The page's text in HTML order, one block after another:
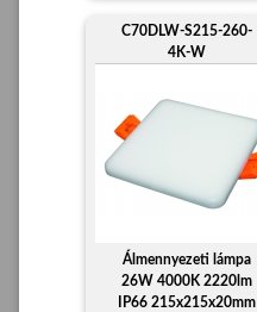
C70DLW-S215-260-
4K-W
Álmennyezeti lámpa
26W 4000K 2220lm
IP66 215x215x20mm